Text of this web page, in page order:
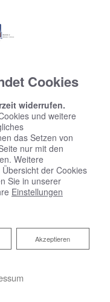
Cookies
widerrufen.
und weitere
das Setzen von
nur mit den
Weitere
der Cookies
Sie in unserer
Einstellungen
Akzeptieren